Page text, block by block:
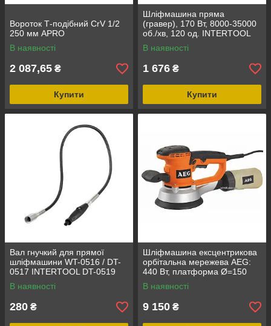
Вороток Т-подібний CrV 1/2
250 мм APRO
В наявності
2 087,65 ₴
Купити
Шліфмашина пряма
(гравер), 170 Вт, 8000-35000
об./хв, 120 од. INTERTOOL
WT-0516
В наявності
1 676 ₴
Купити
Вал гнучкий для прямої
шліфмашини WT-0516 / DT-
0517 INTERTOOL DT-0519
В наявності
280 ₴
Шліфмашина ексцентрикова
орбітальна мережева AEG:
440 Вт, платформа Ø=150
мм, амплітуда- 3.2/6.4 мм
В наявності
9 150 ₴